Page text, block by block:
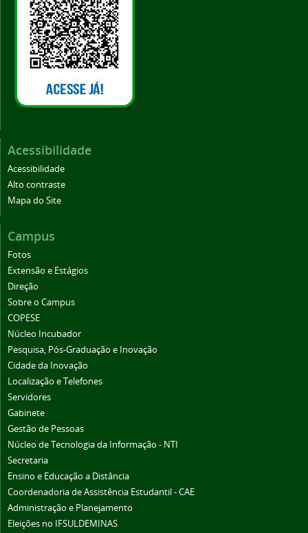
Acessibilidade
Acessibilidade
Alto contraste
Mapa do Site
Campus
Fotos
Extensão e Estágios
Direção
Sobre o Campus
COPESE
Núcleo Incubador
Pesquisa, Pós-Graduação e Inovação
Cidade da Inovação
Localização e Telefones
Servidores
Gabinete
Gestão de Pessoas
Núcleo de Tecnologia da Informação - NTI
Secretaria
Ensino e Educação a Distância
Coordenadoria de Assistência Estudantil - CAE
Administração e Planejamento
Eleições no IFSULDEMINAS